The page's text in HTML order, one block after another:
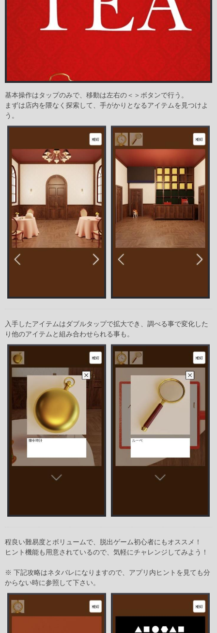
基本操作はタップのみで、移動は左右の＜＞ボタンで行う。
まずは店内を隈なく探索して、手がかりとなるアイテムを見つけよ
う。
入手したアイテムはダブルタップで拡大でき、調べる事で変化した
り他のアイテムと組み合わせられる事も。
程良い難易度とボリュームで、脱出ゲーム初心者にもオススメ！
ヒント機能も用意されているので、気軽にチャレンジしてみよう！
※ 下記攻略はネタバレになりますので、アプリ内ヒントを見ても分
からない時に参照して下さい。